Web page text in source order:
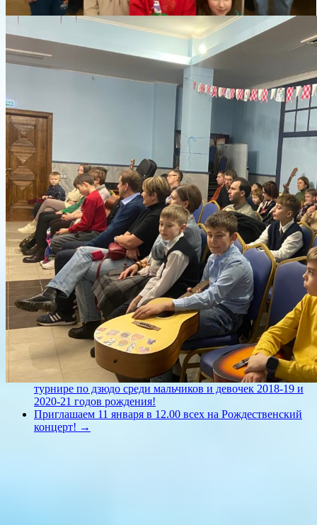
турнире по дзюдо среди мальчиков и девочек 2018-19 и
2020-21 годов рождения!
Приглашаем 11 января в 12.00 всех на Рождественский
концерт! →